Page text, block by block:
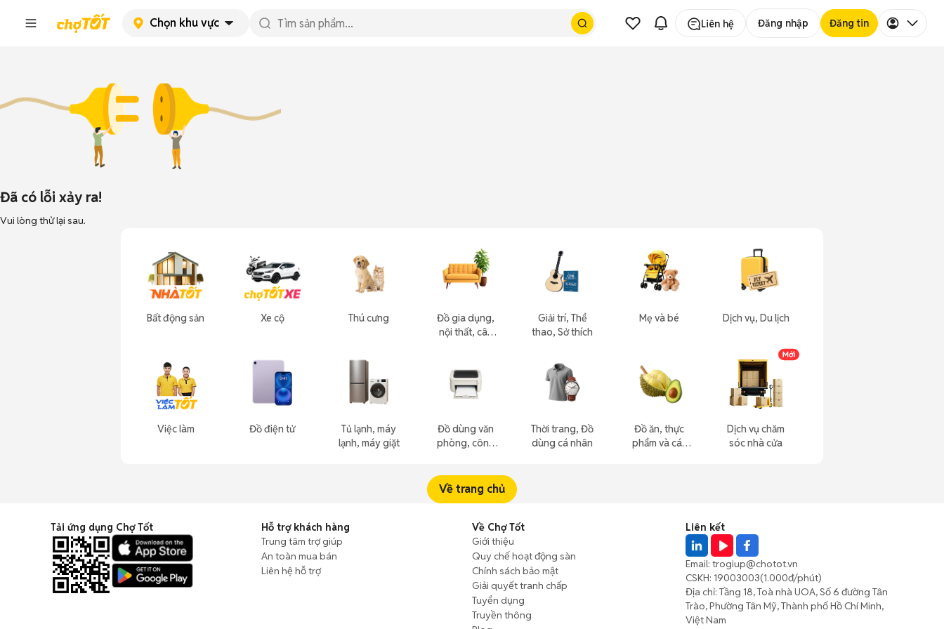
Chọn khu vực Liên hệ Đăng nhập Đăng tin
Đã có lỗi xảy ra!
Vui lòng thử lại sau.
Bất động sản
Việc làm
Xe cộ
Đồ điện tử
Thú cưng
Tủ lạnh, máy
lạnh, máy giặt
Đồ gia dụng,
nội thất, cây
Đồ dùng văn
phòng, công
Giải trí, Thể
thao, Sở thích
Thời trang, Đồ
dùng cá nhân
Mẹ và bé
Đồ ăn, thực
phẩm và các
Dịch vụ, Du lịch
Dịch vụ chăm
sóc nhà cửa
Về trang chủ
Tải ứng dụng Chợ Tốt
Hỗ trợ khách hàng
Trung tâm trợ giúp
An toàn mua bán
Liên hệ hỗ trợ
Về Chợ Tốt
Giới thiệu
Quy chế hoạt động sàn
Chính sách bảo mật
Giải quyết tranh chấp
Tuyển dụng
Truyền thông
Liên kết
Email: trogiup@chotot.vn
CSKH: 19003003(1.000đ/phút)
Địa chỉ: Tầng 18, Toà nhà UOA, Số 6 đường Tân
Trào, Phường Tân Mỹ, Thành phố Hồ Chí Minh,
Việt Nam